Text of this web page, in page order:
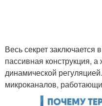
Весь секрет заключается
пассивная конструкция,
динамической
микроканалов,